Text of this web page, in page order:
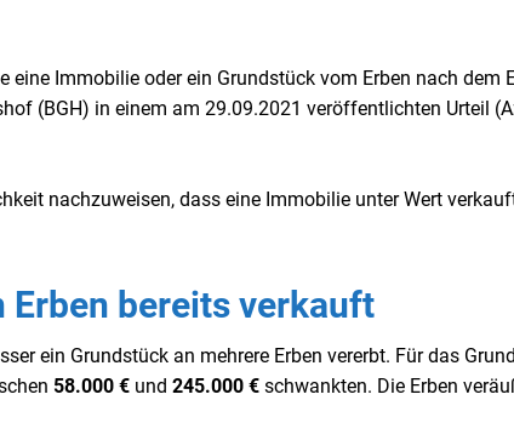
Immobilie oder ein Grundstück vom Erben nach dem
(BGH) in einem am 29.09.2021 veröffentlichten Urteil
nachzuweisen, dass eine Immobilie unter Wert
Erben bereits verkauft
ein Grundstück an mehrere Erben vererbt. Für das
58.000 € und 245.000 € schwankten. Die Erben